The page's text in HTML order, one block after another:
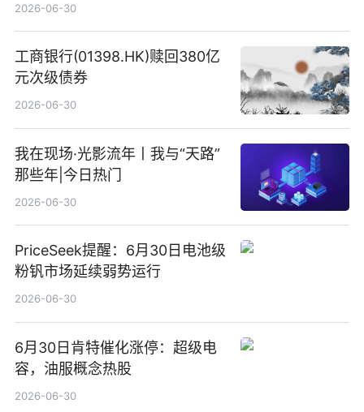
2026-06-30
工商银行(01398.HK)赎回380亿
元次级债券
2026-06-30
我在现场·光影流年丨我与“天路”
那些年|今日热门
2026-06-30
PriceSeek提醒：6月30日电池级
粉钒市场延续弱势运行
2026-06-30
6月30日肯特催化涨停：超级电
容，油服概念热股
2026-06-30